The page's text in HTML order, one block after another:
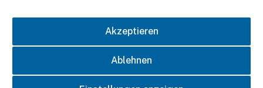
Akzeptieren
Ablehnen
Kontakt